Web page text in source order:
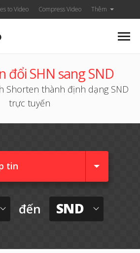
to Video Compress Video Thêm
đổi SHN sang SND
Shorten thành định dạng SND
trực tuyến
tin
đến SND